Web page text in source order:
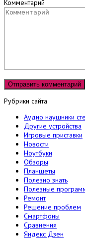
Комментарий
Рубрики сайта
Аудио наушники
Другие устройства
Игровые приставки
Новости
Ноутбуки
Обзоры
Планшеты
Полезно знать
Полезные
Ремонт
Решение проблем
Смартфоны
Сравнения
Яндекс Дзен